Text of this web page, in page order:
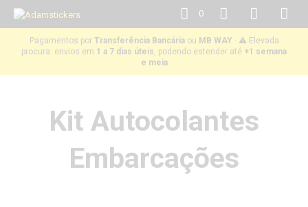
Pagamentos por Transferência Bancáriaou MB WAY · ⚠️ Elevada
procura: envios em 1 a 7 dias úteis, podendo estender até +1 semana
e meia
0
Kit Autocolantes
Embarcações